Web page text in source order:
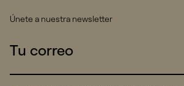
Únete a nuestra newsletter